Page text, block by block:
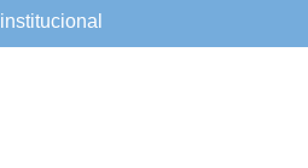
institucional